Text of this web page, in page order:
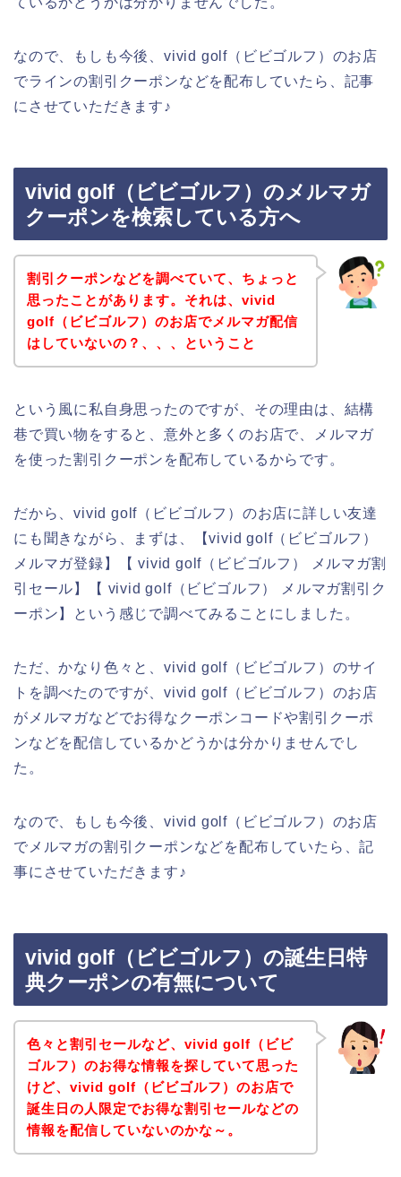
なので、もしも今後、vivid golf（ビビゴルフ）のお店
でラインの割引クーポンなどを配布していたら、記事
にさせていただきます♪
vivid golf（ビビゴルフ）のメルマガ
クーポンを検索している方へ
割引クーポンなどを調べていて、ちょっと
思ったことがあります。それは、vivid
golf（ビビゴルフ）のお店でメルマガ配信
はしていないの？、、、ということ
という風に私自身思ったのですが、その理由は、結構
巷で買い物をすると、意外と多くのお店で、メルマガ
を使った割引クーポンを配布しているからです。
だから、vivid golf（ビビゴルフ）のお店に詳しい友達
にも聞きながら、まずは、【vivid golf（ビビゴルフ）
メルマガ登録】【 vivid golf（ビビゴルフ） メルマガ割
引セール】【 vivid golf（ビビゴルフ） メルマガ割引ク
ーポン】という感じで調べてみることにしました。
ただ、かなり色々と、vivid golf（ビビゴルフ）のサイ
トを調べたのですが、vivid golf（ビビゴルフ）のお店
がメルマガなどでお得なクーポンコードや割引クーポ
ンなどを配信しているかどうかは分かりませんでし
た。
なので、もしも今後、vivid golf（ビビゴルフ）のお店
でメルマガの割引クーポンなどを配布していたら、記
事にさせていただきます♪
vivid golf（ビビゴルフ）の誕生日特
典クーポンの有無について
色々と割引セールなど、vivid golf（ビビ
ゴルフ）のお得な情報を探していて思った
けど、vivid golf（ビビゴルフ）のお店で
誕生日の人限定でお得な割引セールなどの
情報を配信していないのかな～。